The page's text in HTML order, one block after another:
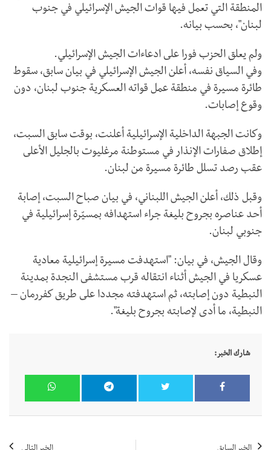
المنطقة التي تعمل فيها قوات الجيش الإسرائيلي في جنوب
لبنان"، بحسب بيانه.
ولم يعلق الحزب فورا على ادعاءات الجيش الإسرائيلي.
وفي السياق نفسه، أعلن الجيش الإسرائيلي في بيان سابق، سقوط
طائرة مسيرة في منطقة عمل قواته العسكرية جنوب لبنان، دون
وقوع إصابات.
وكانت الجبهة الداخلية الإسرائيلية أعلنت، بوقت سابق السبت،
إطلاق صفارات الإنذار في مستوطنة مرغليوت بالجليل الأعلى
عقب رصد تسلل طائرة مسيرة من لبنان.
وقبل ذلك، أعلن الجيش اللبناني، في بيان صباح السبت، إصابة
أحد عناصره بجروح بليغة جراء استهدافه بمسيّرة إسرائيلية في
جنوبي لبنان.
وقال الجيش، في بيان: "استهدفت مسيرة إسرائيلية معادية
عسكريا في الجيش أثناء انتقاله قرب مستشفى النجدة بمدينة
النبطية دون إصابته، ثم استهدفته مجددا على طريق كفررمان –
النبطية، ما أدى لإصابته بجروح بليغة".
شارك الخبر: